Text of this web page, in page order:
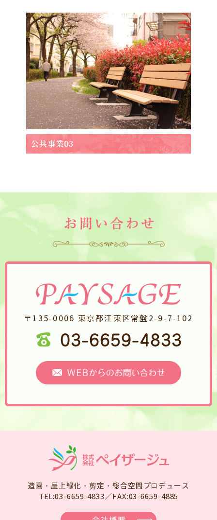
公共事業03
〒135-0006 東京都江東区常盤2-9-7-102
造園・屋上緑化・剪定・総合空間プロデュース
TEL:03-6659-4833／FAX:03-6659-4885